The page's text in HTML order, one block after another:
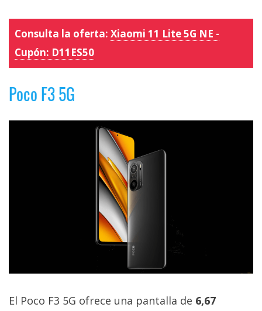
Consulta la oferta: Xiaomi 11 Lite 5G NE -
Cupón: D11ES50
Poco F3 5G
El Poco F3 5G ofrece una pantalla de 6,67